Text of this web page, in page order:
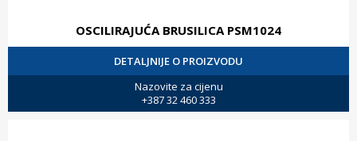
OSCILIRAJUĆA BRUSILICA PSM1024
DETALJNIJE O PROIZVODU
Nazovite za cijenu
+387 32 460 333